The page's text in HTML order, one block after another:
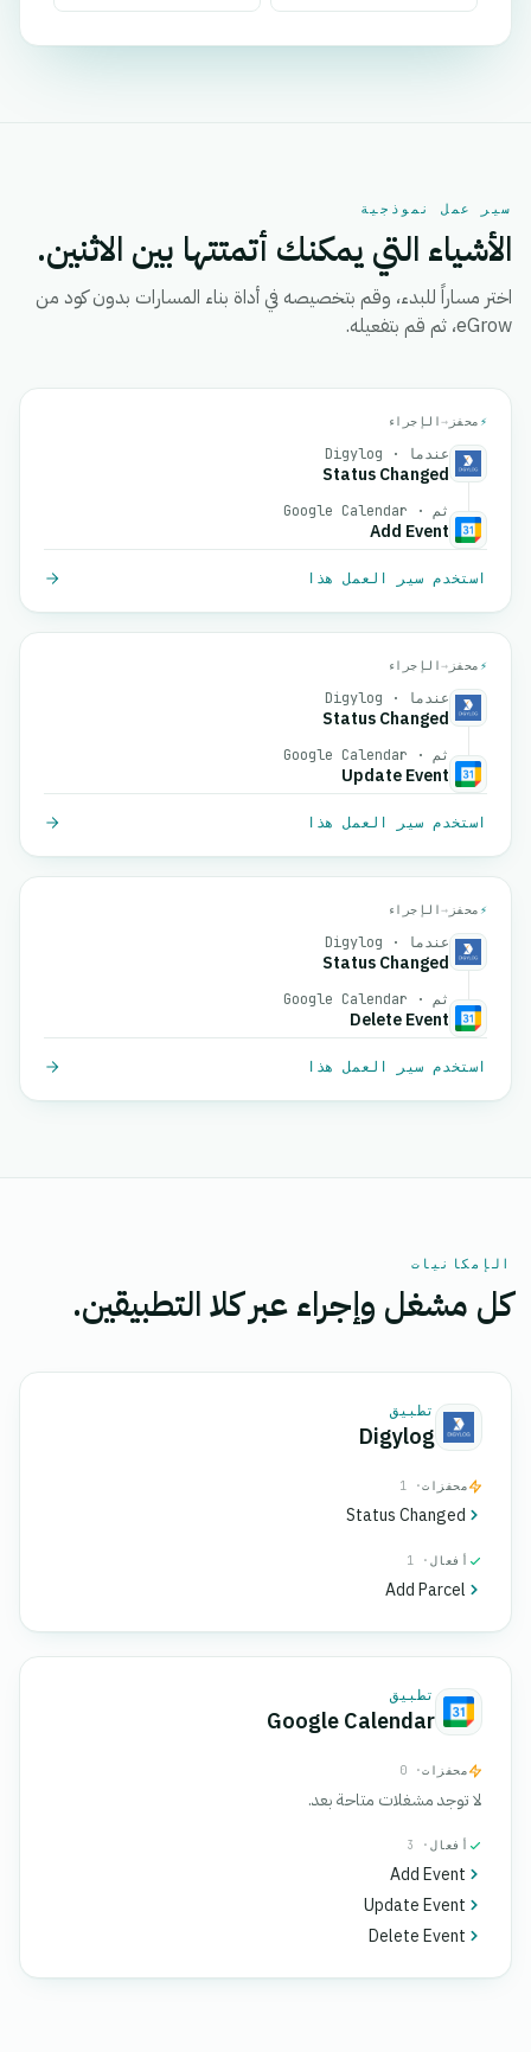
سير عمل نموذجية
الأشياء التي يمكنك أتمتتها بين الاثنين.
اختر مساراً للبدء، وقم بتخصيصه في أداة بناء المسارات بدون كود من
eGrow، ثم قم بتفعيله.
⚡ محفز →الإجراء
عندما · Digylog
Status Changed
ثم · Google Calendar
Add Event
استخدم سير العمل هذا
⚡ محفز →الإجراء
عندما · Digylog
Status Changed
ثم · Google Calendar
Update Event
استخدم سير العمل هذا
⚡ محفز →الإجراء
عندما · Digylog
Status Changed
ثم · Google Calendar
Delete Event
استخدم سير العمل هذا
الإمكانيات
كل مشغل وإجراء عبر كلا التطبيقين.
تطبيق
Digylog
محفزات· 1
Status Changed
أفعال · 1
Add Parcel
تطبيق
Google Calendar
محفزات· 0
لا توجد مشغلات متاحة بعد.
أفعال · 3
Add Event
Update Event
Delete Event